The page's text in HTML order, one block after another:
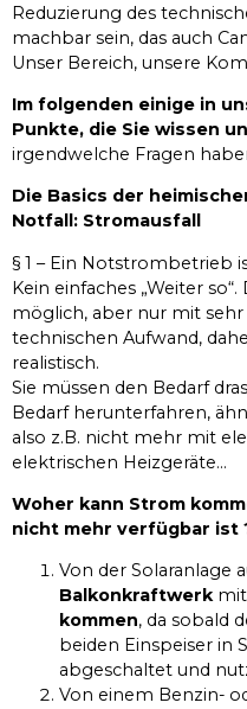
Reduzierung des
machbar sein, das auch
Unser Bereich, unsere
Im folgenden einige in
Punkte, die Sie wissen
irgendwelche Fragen
Die Basics der
Notfall: Stromausfall
§ 1 – Ein Notstrombetrieb
Kein einfaches „Weiter
möglich, aber nur mit
technischen Aufwand,
realistisch.
Sie müssen den Bedarf
Bedarf herunterfahren,
also z.B. nicht mehr mit
elektrischen Heizgeräte...
Woher kann Strom
nicht mehr verfügbar ist
Von der Solaranlage
Balkonkraftwerkmit
kommen, da sobald
beiden Einspeiser in
abgeschaltet und
Von einem Benzin-